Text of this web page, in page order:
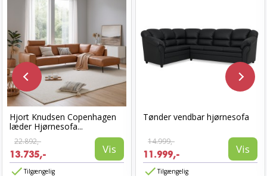
Hjort Knudsen Copenhagen
læder Hjørnesofa...
22.892,-
13.735,- Vis
Tilgængelig
Tønder vendbar hjørnesofa
14.999,-
11.999,- Vis
Tilgængelig